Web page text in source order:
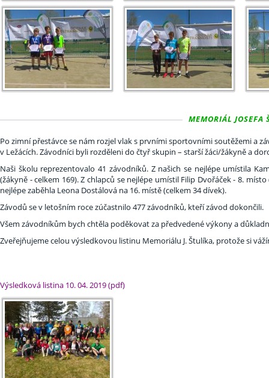
MEMORIÁL
Po zimní přestávce se nám rozjel vlak s prvními sportovními soutěžemi a
v Ležácích. Závodníci byli rozděleni do čtyř skupin – starší žáci/žákyně a
Naši školu reprezentovalo 41 závodníků. Z našich se nejlépe umístila
(žákyně - celkem 169). Z chlapců se nejlépe umístil Filip Dvořáček - 8.
nejlépe zaběhla Leona Dostálová na 16. místě (celkem 34 dívek).
Závodů se v letošním roce zúčastnilo 477 závodníků, kteří závod dokončili.
Všem závodníkům bych chtěla poděkovat za předvedené výkony a
Zveřejňujeme celou výsledkovou listinu Memoriálu J. Štulíka, protože si
Výsledková listina 10. 04. 2019 (pdf)